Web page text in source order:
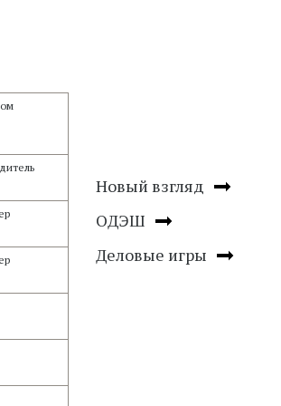
Новый взгляд
ОДЭШ
Деловые игры